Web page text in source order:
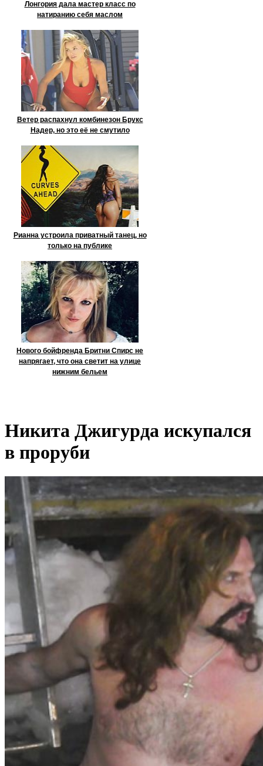
Лонгория дала мастер класс по
натиранию себя маслом
Ветер распахнул комбинезон Брукс
Надер, но это её не смутило
Рианна устроила приватный танец, но
только на публике
Нового бойфренда Бритни Спирс не
напрягает, что она светит на улице
нижним бельем
Никита Джигурда искупался
в проруби